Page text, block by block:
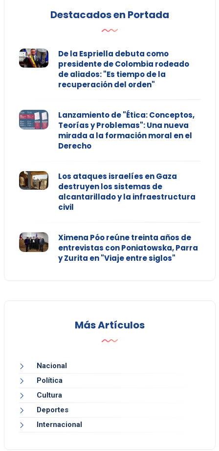
Destacados en Portada
De la Espriella debuta como
presidente de Colombia rodeado
de aliados: "Es tiempo de la
recuperación del orden"
Lanzamiento de "Ética: Conceptos,
Teorías y Problemas": Una nueva
mirada a la formación moral en el
Derecho
Los ataques israelíes en Gaza
destruyen los sistemas de
alcantarillado y la infraestructura
civil
Ximena Póo reúne treinta años de
entrevistas con Poniatowska, Parra
y Zurita en "Viaje entre siglos"
Más Artículos
Nacional
Política
Cultura
Deportes
Internacional